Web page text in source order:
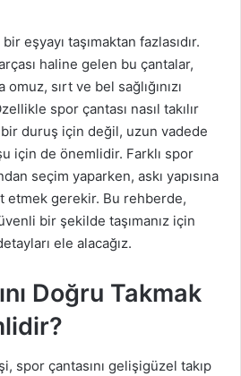
eşyayı taşımaktan fazlasıdır.
haline gelen bu çantalar,
sırt ve bel sağlığınızı
spor çantası nasıl takılır
duruş için değil, uzun vadede
için de önemlidir. Farklı spor
seçim yaparken, askı yapısına
etmek gerekir. Bu rehberde,
bir şekilde taşımanız için
ele alacağız.
Doğru Takmak
spor çantasını gelişigüzel takıp